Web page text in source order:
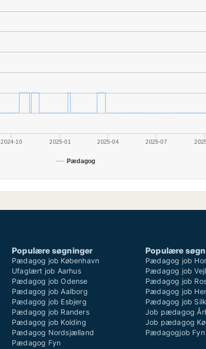
Pædagog
2024-10 2025-01 2025-04 2025-07
Populære søgninger
Pædagog job København
Ufaglært job Aarhus
Pædagog job Odense
Pædagog job Aalborg
Pædagog job Esbjerg
Pædagog job Randers
Pædagog job Kolding
Pædagog Nordsjælland
Pædagog Fyn
Populære
Pædagog job
Pædagog job
Pædagog job
Pædagog job
Pædagog job
Job pædagog
Job pædagog
Pædagogjob Fyn